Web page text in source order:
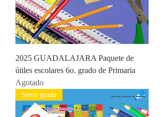
2025 GUADALAJARA Paquete de
útiles escolares 6o. grado de Primaria
Agotado
Sexto grado